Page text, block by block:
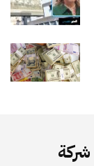
شركة